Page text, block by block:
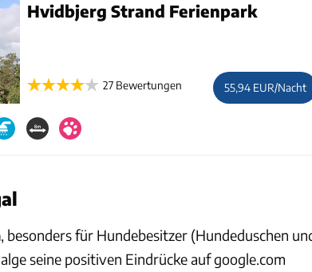
Hvidbjerg Strand Ferienpark
27 Bewertungen 55,94 EUR/Nacht
, besonders für Hundebesitzer (Hundeduschen
seine positiven Eindrücke auf google.com